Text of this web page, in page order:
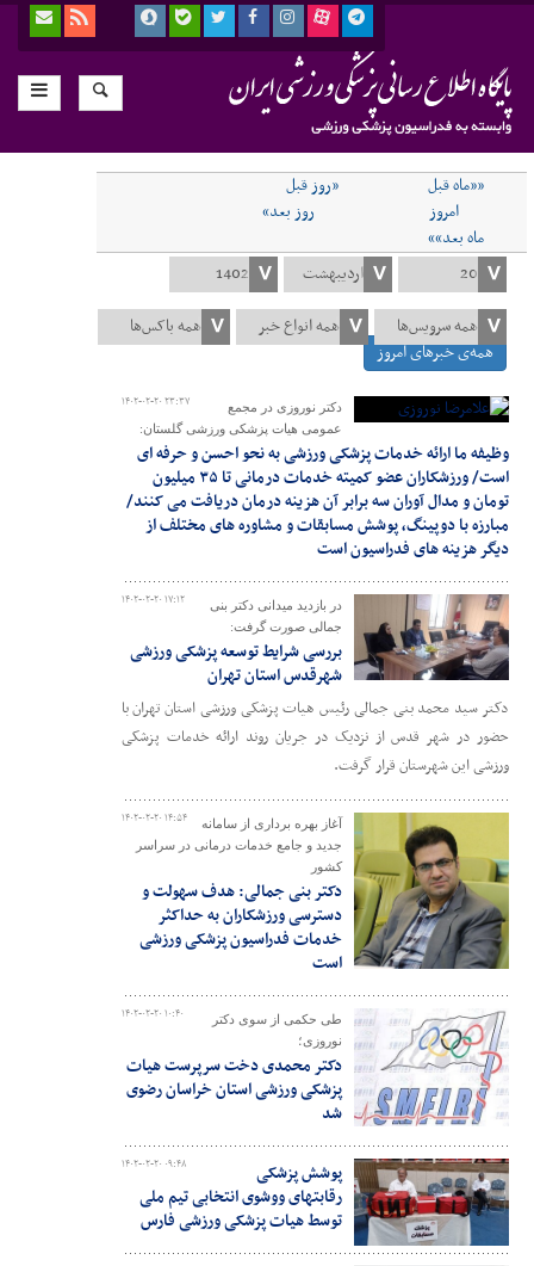
««ماه قبل
«روز قبل
امروز
روز بعد»
ماه بعد»»
همه‌ی خبرهای امروز
۱۴۰۲-۰۲-۲۰ ۲۳:۳۷
دکتر نوروزی در مجمع
عمومی هیات پزشکی ورزشی گلستان:
وظیفه ما ارائه خدمات پزشکی ورزشی به نحو احسن و حرفه ای
است/ ورزشکاران عضو کمیته خدمات درمانی تا ۳۵ میلیون
تومان و مدال آوران سه برابر آن هزینه درمان دریافت می کنند/
مبارزه با دوپینگ، پوشش مسابقات و مشاوره های مختلف از
دیگر هزینه های فدراسیون است
۱۴۰۲-۰۲-۲۰ ۱۷:۱۲
در بازدید میدانی دکتر بنی
جمالی صورت گرفت:
بررسی شرایط توسعه پزشکی ورزشی
شهرقدس استان تهران
دکتر سید محمد بنی جمالی رئیس هیات پزشکی ورزشی استان تهران با
حضور در شهر قدس از نزدیک در جریان روند ارائه خدمات پزشکی
ورزشی این شهرستان قرار گرفت.
۱۴۰۲-۰۲-۲۰ ۱۴:۵۴
آغاز بهره برداری از سامانه
جدید و جامع خدمات درمانی در سراسر
کشور
دکتر بنی جمالی: هدف سهولت و
دسترسی ورزشکاران به حداکثر
خدمات فدراسیون پزشکی ورزشی
است
۱۴۰۲-۰۲-۲۰ ۱۰:۴۰
طی حکمی از سوی دکتر
نوروزی؛
دکتر محمدی دخت سرپرست هیات
پزشکی ورزشی استان خراسان رضوی
شد
۱۴۰۲-۰۲-۲۰ ۰۹:۴۸
پوشش پزشکی
رقابتهای ووشوی انتخابی تیم ملی
توسط هیات پزشکی ورزشی فارس